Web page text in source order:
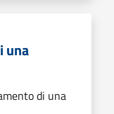
una
di una